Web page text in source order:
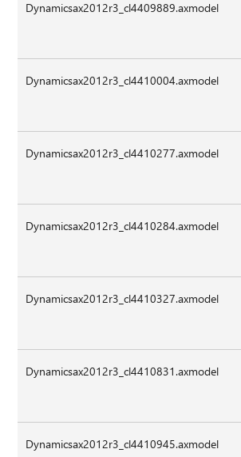
Dynamicsax2012r3_cl4409889.axmodel
Dynamicsax2012r3_cl4410004.axmodel
Dynamicsax2012r3_cl4410277.axmodel
Dynamicsax2012r3_cl4410284.axmodel
Dynamicsax2012r3_cl4410327.axmodel
Dynamicsax2012r3_cl4410831.axmodel
Dynamicsax2012r3_cl4410945.axmodel